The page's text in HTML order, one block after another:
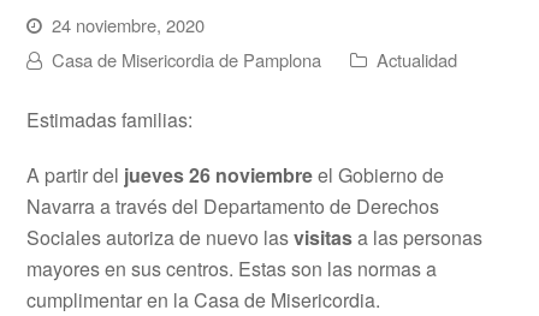
24 noviembre, 2020
Casa de Misericordia de Pamplona
Actualidad
Estimadas familias:
A partir del jueves 26 noviembreel Gobierno de
Navarra a través del Departamento de Derechos
Sociales autoriza de nuevo lasvisitasa las personas
mayores en sus centros. Estas son las normas a
cumplimentar en la Casa de Misericordia.